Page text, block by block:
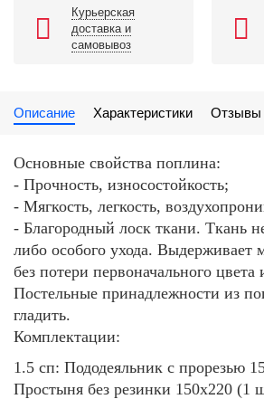
Курьерская
доставка и
самовывоз
Описание Характеристики Отзывы
Основные свойства поплина:
- Прочность, износостойкость;
- Мягкость, легкость,
- Благородный лоск ткани. Ткань
либо особого ухода. Выдерживает
без потери первоначального
Постельные принадлежности из
гладить.
Комплектации:
1.5 сп: Пододеяльник с прорезью
Простыня без резинки 150х220 (1